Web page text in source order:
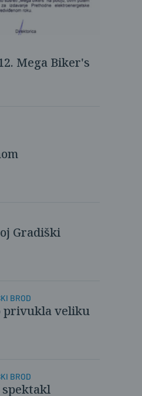
Mega Biker's
Gradiški
BROD
privukla veliku
BROD
spektakl